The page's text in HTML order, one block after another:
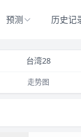
预测 历史记
台湾28
走势图